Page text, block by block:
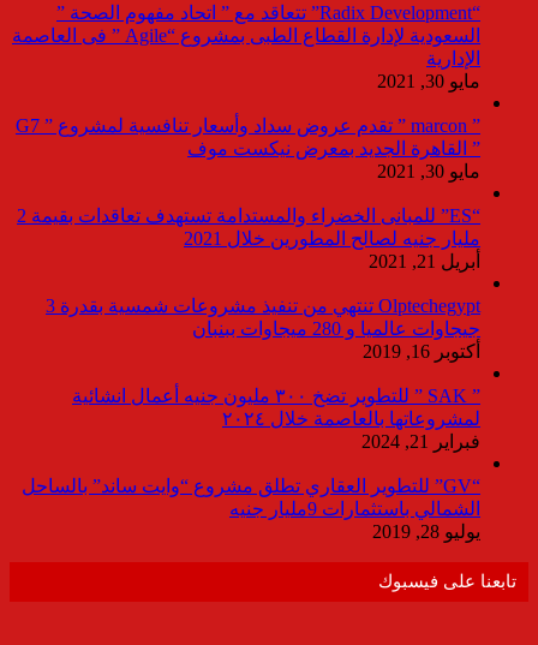
“Radix Development” تتعاقد مع ” اتحاد مفهوم الصحة ”
السعودية لإدارة القطاع الطبى بمشروع “Agile ” فى العاصمة
الإدارية
مايو 30, 2021
” marcon ” تقدم عروض سداد وأسعار تنافسية لمشروع ” G7
” القاهرة الجديد بمعرض نيكست موف
مايو 30, 2021
“ES” للمبانى الخضراء والمستدامة تستهدف تعاقدات بقيمة 2
مليار جنيه لصالح المطورين خلال 2021
أبريل 21, 2021
Olptechegypt تنتهي من تنفيذ مشروعات شمسية بقدرة 3
جيجاوات عالميا و 280 ميجاوات ببنبان
أكتوبر 16, 2019
” SAK ” للتطوير تضخ ٣٠٠ مليون جنيه أعمال انشائية
لمشروعاتها بالعاصمة خلال ٢٠٢٤
فبراير 21, 2024
“GV” للتطوير العقاري تطلق مشروع “وايت ساند” بالساحل
الشمالي باستثمارات 9مليار جنيه
يوليو 28, 2019
تابعنا على فيسبوك